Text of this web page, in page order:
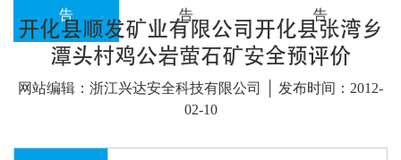
告 告 告
开化县顺发矿业有限公司开化县张湾乡
潭头村鸡公岩萤石矿安全预评价
网站编辑：浙江兴达安全科技有限公司 │ 发布时间：2012-
02-10